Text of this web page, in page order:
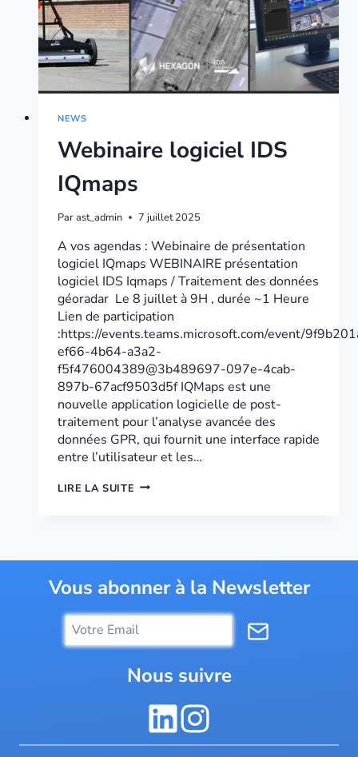
NEWS
Webinaire logiciel IDS
IQmaps
Parast_admin 7 juillet 2025
A vos agendas : Webinaire de présentation
logiciel IQmaps WEBINAIRE présentation
logiciel IDS Iqmaps / Traitement des données
géoradar Le 8 juillet à 9H , durée ~1 Heure
Lien de participation
:https://events.teams.microsoft.com/event/
ef66-4b64-a3a2-
f5f476004389@3b489697-097e-4cab-
897b-67acf9503d5f IQMaps est une
nouvelle application logicielle de post-
traitement pour l’analyse avancée des
données GPR, qui fournit une interface rapide
entre l’utilisateur et les…
LIRE LA SUITE WEBINAIRE
Vous abonner à la Newsletter
Nous suivre